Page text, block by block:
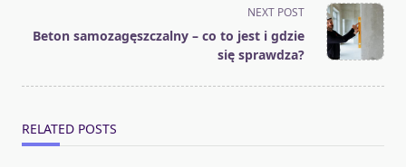
reader-
NEXT POST
Beton samozagęszczalny – co to jest i gdzie
się sprawdza?
RELATED POSTS